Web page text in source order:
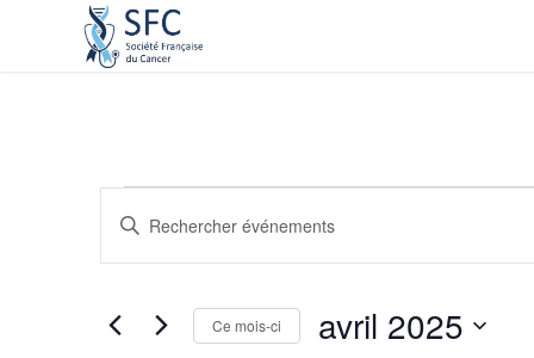
Recherche
et
navigation
de
vues
Saisir
Événements
Ce mois-ci avril 2025